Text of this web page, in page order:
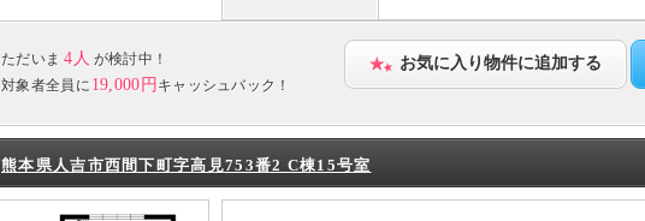
ただいま 4人 が検討中！
対象者全員に 19,000円 キャッシュバック！
お気に入り物件に追加する
熊本県人吉市西間下町字高見753番2 C棟15号室